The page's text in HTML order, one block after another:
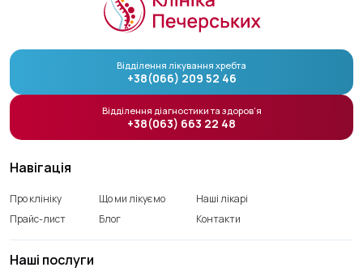
Навігація
Про клініку Що ми лікуємо
Наші лікарі
Прайс-лист
Блог Контакти
Наші послуги
Відділення лікування хребта
+38(066) 209 52 46
Відділення діагностики та здоров’я
+38(063) 663 22 48